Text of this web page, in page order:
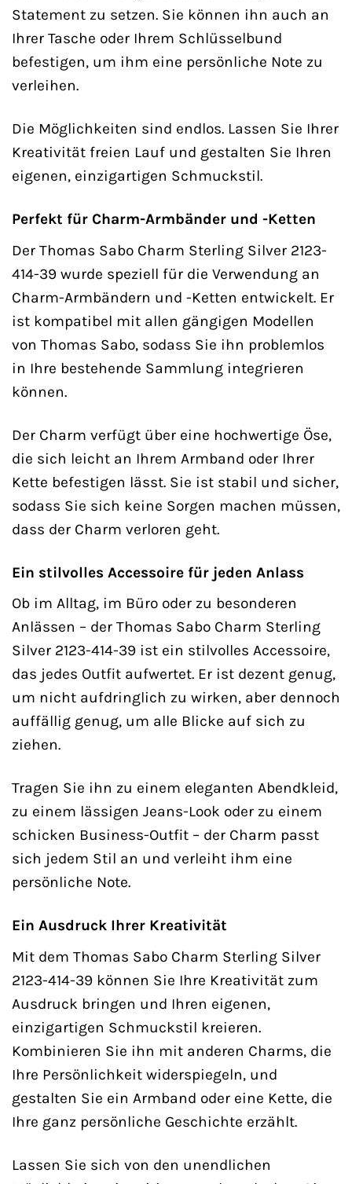
Statement zu setzen. Sie können ihn auch an
Ihrer Tasche oder Ihrem Schlüsselbund
befestigen, um ihm eine persönliche Note zu
verleihen.
Die Möglichkeiten sind endlos. Lassen Sie Ihrer
Kreativität freien Lauf und gestalten Sie Ihren
eigenen, einzigartigen Schmuckstil.
Perfekt für Charm-Armbänder und -Ketten
Der Thomas Sabo Charm Sterling Silver 2123-
414-39 wurde speziell für die Verwendung an
Charm-Armbändern und -Ketten entwickelt. Er
ist kompatibel mit allen gängigen Modellen
von Thomas Sabo, sodass Sie ihn problemlos
in Ihre bestehende Sammlung integrieren
können.
Der Charm verfügt über eine hochwertige Öse,
die sich leicht an Ihrem Armband oder Ihrer
Kette befestigen lässt. Sie ist stabil und sicher,
sodass Sie sich keine Sorgen machen müssen,
dass der Charm verloren geht.
Ein stilvolles Accessoire für jeden Anlass
Ob im Alltag, im Büro oder zu besonderen
Anlässen – der Thomas Sabo Charm Sterling
Silver 2123-414-39 ist ein stilvolles Accessoire,
das jedes Outfit aufwertet. Er ist dezent genug,
um nicht aufdringlich zu wirken, aber dennoch
auffällig genug, um alle Blicke auf sich zu
ziehen.
Tragen Sie ihn zu einem eleganten Abendkleid,
zu einem lässigen Jeans-Look oder zu einem
schicken Business-Outfit – der Charm passt
sich jedem Stil an und verleiht ihm eine
persönliche Note.
Ein Ausdruck Ihrer Kreativität
Mit dem Thomas Sabo Charm Sterling Silver
2123-414-39 können Sie Ihre Kreativität zum
Ausdruck bringen und Ihren eigenen,
einzigartigen Schmuckstil kreieren.
Kombinieren Sie ihn mit anderen Charms, die
Ihre Persönlichkeit widerspiegeln, und
gestalten Sie ein Armband oder eine Kette, die
Ihre ganz persönliche Geschichte erzählt.
Lassen Sie sich von den unendlichen